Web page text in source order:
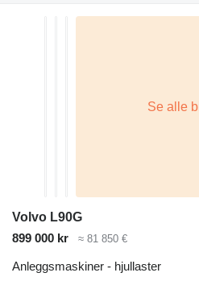
Volvo L90G
899 000 kr
≈ 81 850 €
Anleggsmaskiner - hjullaster